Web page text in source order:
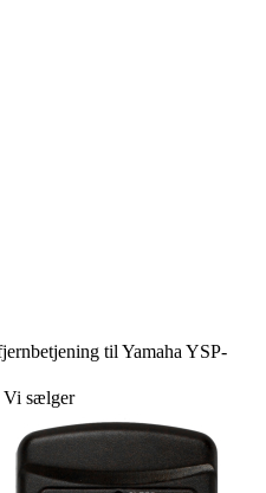
til Yamaha YSP-
Vi sælger